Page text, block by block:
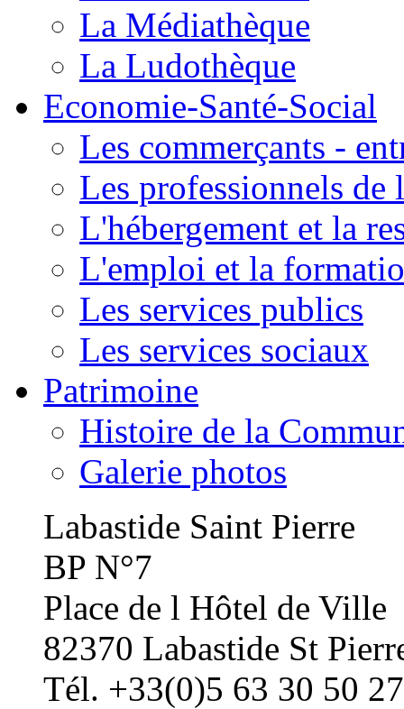
La Médiathèque
La Ludothèque
Economie-Santé-Social
Les commerçants -
Les professionnels de
L'hébergement et la
L'emploi et la
Les services publics
Les services sociaux
Patrimoine
Histoire de la
Galerie photos
Labastide Saint Pierre
BP N°7
Place de l Hôtel de Ville
82370 Labastide St
Tél. +33(0)5 63 30 50 27